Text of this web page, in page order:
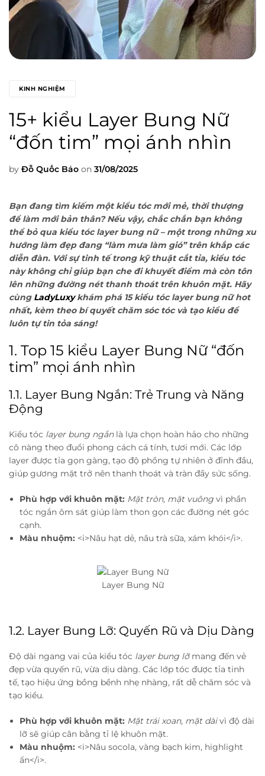
KINH NGHIỆM
15+ kiểu Layer Bung Nữ
“đốn tim” mọi ánh nhìn
by Đỗ Quốc Bảo on 31/08/2025
Bạn đang tìm kiếm một kiểu tóc mới mẻ, thời thượng
để làm mới bản thân? Nếu vậy, chắc chắn bạn không
thể bỏ qua kiểu tóc layer bung nữ – một trong những xu
hướng làm đẹp đang “làm mưa làm gió” trên khắp các
diễn đàn. Với sự tinh tế trong kỹ thuật cắt tỉa, kiểu tóc
này không chỉ giúp bạn che đi khuyết điểm mà còn tôn
lên những đường nét thanh thoát trên khuôn mặt. Hãy
cùng LadyLuxykhám phá 15 kiểu tóc layer bung nữ hot
nhất, kèm theo bí quyết chăm sóc tóc và tạo kiểu để
luôn tự tin tỏa sáng!
1. Top 15 kiểu Layer Bung Nữ “đốn
tim” mọi ánh nhìn
1.1. Layer Bung Ngắn: Trẻ Trung và Năng
Động
Kiểu tóc layer bung ngắnlà lựa chọn hoàn hảo cho những
cô nàng theo đuổi phong cách cá tính, tươi mới. Các lớp
layer được tỉa gọn gàng, tạo độ phồng tự nhiên ở đỉnh đầu,
giúp gương mặt trở nên thanh thoát và tràn đầy sức sống.
Phù hợp với khuôn mặt: Mặt tròn, mặt vuông vì phần
tóc ngắn ôm sát giúp làm thon gọn các đường nét góc
cạnh.
Màu nhuộm: <i>Nâu hạt dẻ, nâu trà sữa, xám khói</i>.
Layer Bung Nữ
1.2. Layer Bung Lỡ: Quyến Rũ và Dịu Dàng
Độ dài ngang vai của kiểu tóc layer bung lỡmang đến vẻ
đẹp vừa quyến rũ, vừa dịu dàng. Các lớp tóc được tỉa tinh
tế, tạo hiệu ứng bồng bềnh nhẹ nhàng, rất dễ chăm sóc và
tạo kiểu.
Phù hợp với khuôn mặt: Mặt trái xoan, mặt dàivì độ dài
lỡ sẽ giúp cân bằng tỉ lệ khuôn mặt.
Màu nhuộm: <i>Nâu socola, vàng bạch kim, highlight
ẩn</i>.